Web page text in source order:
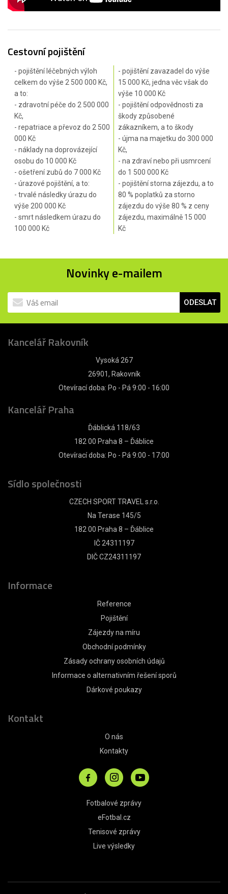
Cestovní pojištění
- pojištění léčebných výloh
celkem do výše 2 500 000 Kč,
a to:
- zdravotní péče do 2 500 000
Kč,
- repatriace a převoz do 2 500
000 Kč
- náklady na doprovázející
osobu do 10 000 Kč
- ošetření zubů do 7 000 Kč
- úrazové pojištění, a to:
- trvalé následky úrazu do
výše 200 000 Kč
- smrt následkem úrazu do
100 000 Kč
- pojištění zavazadel do výše
15 000 Kč, jedna věc však do
výše 10 000 Kč
- pojištění odpovědnosti za
škody způsobené
zákazníkem, a to škody
- újma na majetku do 300 000
Kč,
- na zdraví nebo při usmrcení
do 1 500 000 Kč
- pojištění storna zájezdu, a to
80 % poplatků za storno
zájezdu do výše 80 % z ceny
zájezdu, maximálně 15 000
Kč
Novinky e-mailem
ODESLAT
Kancelář Rakovník
Vysoká 267
26901, Rakovník
Otevírací doba: Po - Pá 9:00 - 16:00
Kancelář Praha
Ďáblická 118/63
182 00 Praha 8 – Ďáblice
Otevírací doba: Po - Pá 9:00 - 17:00
Sídlo společnosti
CZECH SPORT TRAVEL s.r.o.
Na Terase 145/5
182 00 Praha 8 – Ďáblice
IČ 24311197
DIČ CZ24311197
Informace
Reference
Pojištění
Zájezdy na míru
Obchodní podmínky
Zásady ochrany osobních údajů
Informace o alternativním řešení sporů
Dárkové poukazy
Kontakt
O nás
Kontakty
Fotbalové zprávy
eFotbal.cz
Tenisové zprávy
Live výsledky